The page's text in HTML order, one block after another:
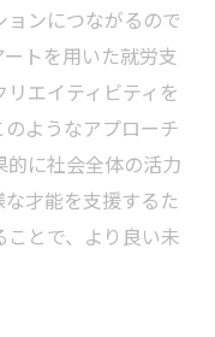
ンにつながるので
トを用いた就労支
エイティビティを
ようなアプローチ
に社会全体の活力
才能を支援するた
とで、より良い未